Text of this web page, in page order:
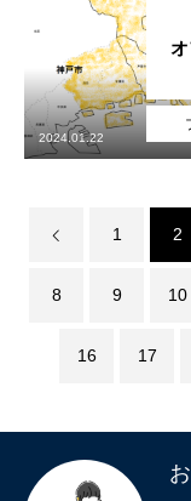
2024.01.22
1 2
8 9 10
16 17